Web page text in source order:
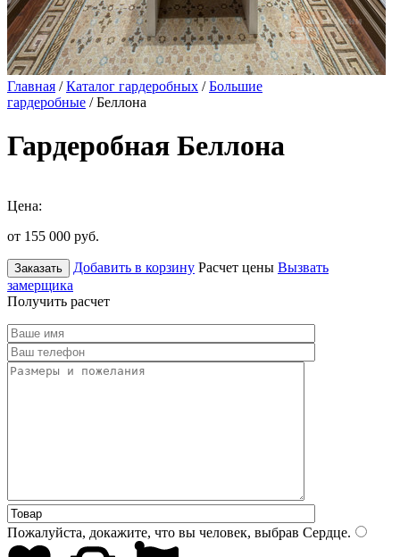
Главная /Каталог гардеробных /Большие
гардеробные / Беллона
Гардеробная Беллона
Цена:
от 155 000 руб.
Заказать Добавить в корзину Расчет цены Вызвать
замерщика
Получить расчет
Пожалуйста, докажите, что вы человек, выбрав Сердце.